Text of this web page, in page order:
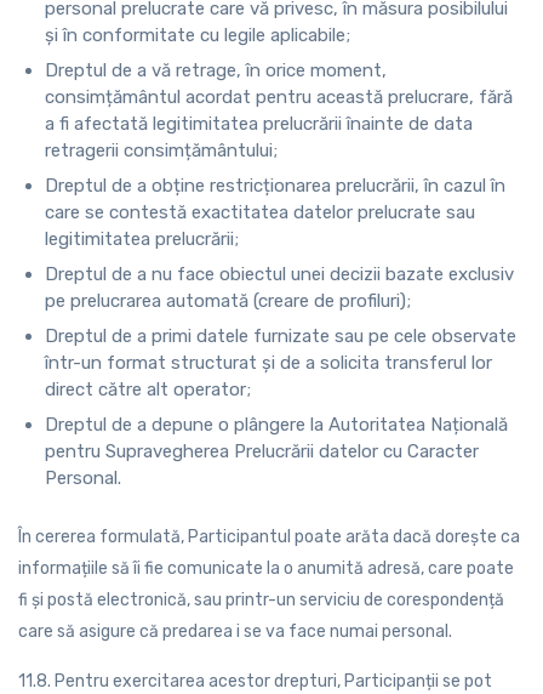
personal prelucrate care vă privesc, în măsura posibilului
și în conformitate cu legile aplicabile;
Dreptul de a vă retrage, în orice moment,
consimțământul acordat pentru această prelucrare, fără
a fi afectată legitimitatea prelucrării înainte de data
retragerii consimțământului;
Dreptul de a obține restricționarea prelucrării, în cazul în
care se contestă exactitatea datelor prelucrate sau
legitimitatea prelucrării;
Dreptul de a nu face obiectul unei decizii bazate exclusiv
pe prelucrarea automată (creare de profiluri);
Dreptul de a primi datele furnizate sau pe cele observate
într-un format structurat și de a solicita transferul lor
direct către alt operator;
Dreptul de a depune o plângere la Autoritatea Națională
pentru Supravegherea Prelucrării datelor cu Caracter
Personal.
În cererea formulată, Participantul poate arăta dacă dorește ca
informațiile să îi fie comunicate la o anumită adresă, care poate
fi și postă electronică, sau printr-un serviciu de corespondență
care să asigure că predarea i se va face numai personal.
11.8. Pentru exercitarea acestor drepturi, Participanții se pot